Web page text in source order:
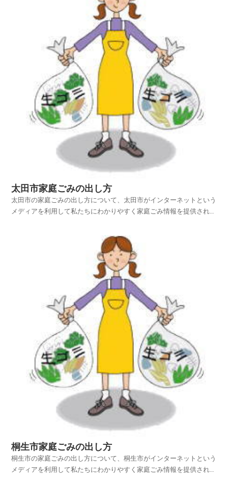
太田市家庭ごみの出し方
太田市の家庭ごみの出し方について、太田市がインターネットという
メディアを利用して私たちにわかりやすく家庭ごみ情報を提供されて
でご活用いただければ幸いです。平成25年4月1日から...
桐生市家庭ごみの出し方
桐生市の家庭ごみの出し方について、桐生市がインターネットという
メディアを利用して私たちにわかりやすく家庭ごみ情報を提供されて